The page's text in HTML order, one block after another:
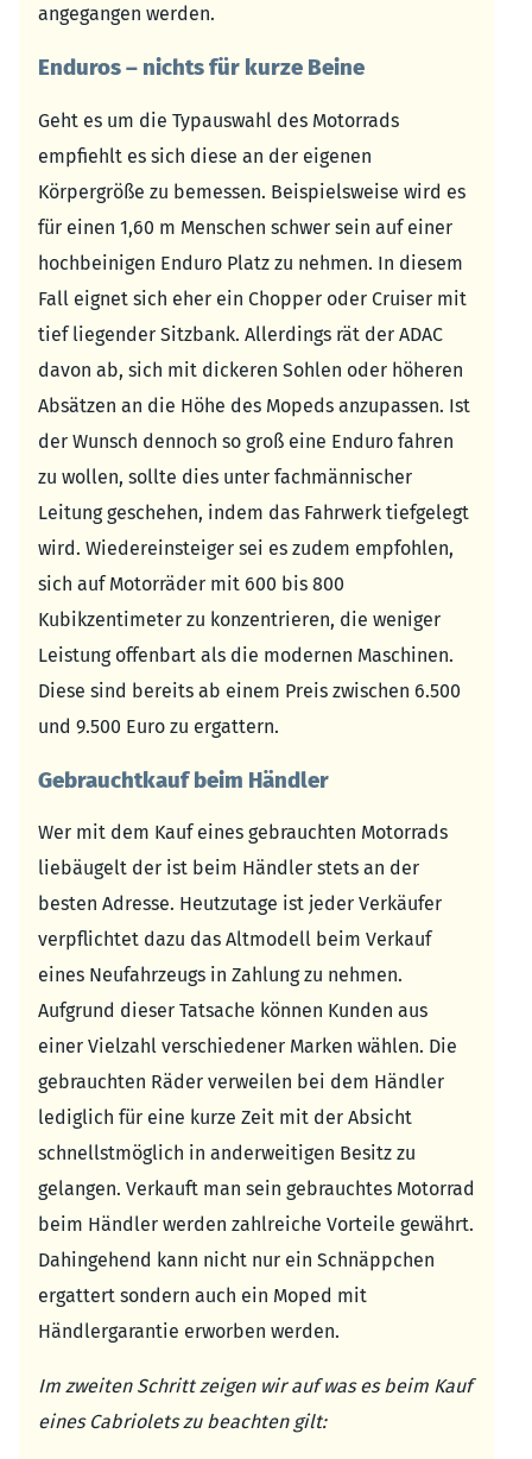
angegangen werden.
Enduros – nichts für kurze Beine
Geht es um die Typauswahl des Motorrads
empfiehlt es sich diese an der eigenen
Körpergröße zu bemessen. Beispielsweise wird es
für einen 1,60 m Menschen schwer sein auf einer
hochbeinigen Enduro Platz zu nehmen. In diesem
Fall eignet sich eher ein Chopper oder Cruiser mit
tief liegender Sitzbank. Allerdings rät der ADAC
davon ab, sich mit dickeren Sohlen oder höheren
Absätzen an die Höhe des Mopeds anzupassen. Ist
der Wunsch dennoch so groß eine Enduro fahren
zu wollen, sollte dies unter fachmännischer
Leitung geschehen, indem das Fahrwerk tiefgelegt
wird. Wiedereinsteiger sei es zudem empfohlen,
sich auf Motorräder mit 600 bis 800
Kubikzentimeter zu konzentrieren, die weniger
Leistung offenbart als die modernen Maschinen.
Diese sind bereits ab einem Preis zwischen 6.500
und 9.500 Euro zu ergattern.
Gebrauchtkauf beim Händler
Wer mit dem Kauf eines gebrauchten Motorrads
liebäugelt der ist beim Händler stets an der
besten Adresse. Heutzutage ist jeder Verkäufer
verpflichtet dazu das Altmodell beim Verkauf
eines Neufahrzeugs in Zahlung zu nehmen.
Aufgrund dieser Tatsache können Kunden aus
einer Vielzahl verschiedener Marken wählen. Die
gebrauchten Räder verweilen bei dem Händler
lediglich für eine kurze Zeit mit der Absicht
schnellstmöglich in anderweitigen Besitz zu
gelangen. Verkauft man sein gebrauchtes Motorrad
beim Händler werden zahlreiche Vorteile gewährt.
Dahingehend kann nicht nur ein Schnäppchen
ergattert sondern auch ein Moped mit
Händlergarantie erworben werden.
Im zweiten Schritt zeigen wir auf was es beim Kauf
eines Cabriolets zu beachten gilt: